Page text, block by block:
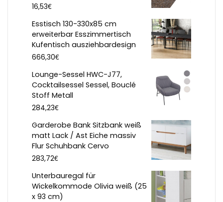
16,53€
Esstisch 130-330x85 cm
erweiterbar Esszimmertisch
Kufentisch ausziehbardesign
666,30€
Lounge-Sessel HWC-J77,
Cocktailsessel Sessel, Bouclé
Stoff Metall
284,23€
Garderobe Bank Sitzbank weiß
matt Lack / Ast Eiche massiv
Flur Schuhbank Cervo
283,72€
Unterbauregal für
Wickelkommode Olivia weiß (25
x 93 cm)